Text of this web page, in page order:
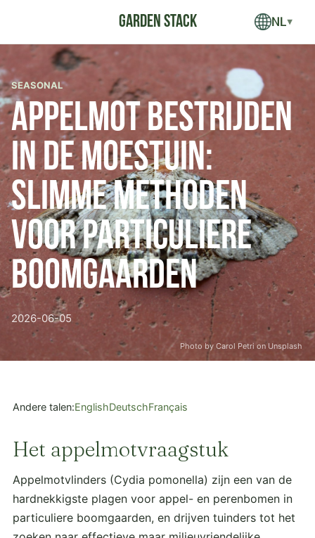
NL ▼
SEASONAL
Appelmot bestrijden
in de moestuin:
slimme methoden
voor particuliere
boomgaarden
2026-06-05
Photo by Carol Petri on Unsplash
Andere talen:EnglishDeutschFrançais
Het appelmotvraagstuk
Appelmotvlinders (Cydia pomonella) zijn een van de
hardnekkigste plagen voor appel- en perenbomen in
particuliere boomgaarden, en drijven tuinders tot het